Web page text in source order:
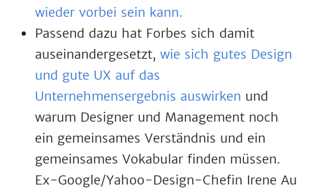
wieder vorbei sein kann.
Passend dazu hat Forbes sich damit
auseinandergesetzt, wie sich gutes Design
und gute UX auf das
Unternehmensergebnis auswirken und
warum Designer und Management noch
ein gemeinsames Verständnis und ein
gemeinsames Vokabular finden müssen.
Ex-Google/Yahoo-Design-Chefin Irene Au